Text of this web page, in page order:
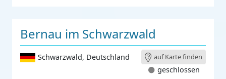
Bernau im Schwarzwald
Schwarzwald, Deutschland auf Karte finden
geschlossen